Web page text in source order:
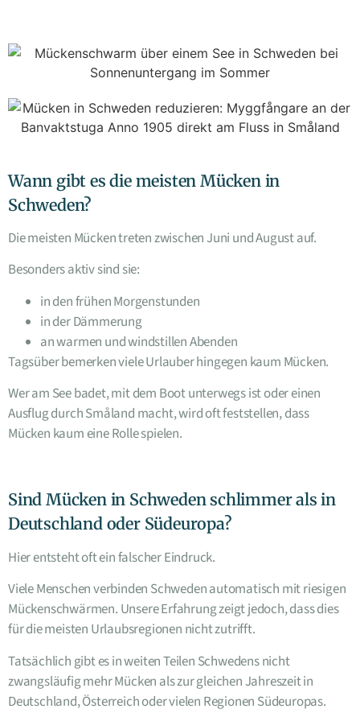
Wann gibt es die meisten Mücken in
Schweden?
Die meisten Mücken treten zwischen Juni und August auf.
Besonders aktiv sind sie:
in den frühen Morgenstunden
in der Dämmerung
an warmen und windstillen Abenden
Tagsüber bemerken viele Urlauber hingegen kaum Mücken.
Wer am See badet, mit dem Boot unterwegs ist oder einen
Ausflug durch Småland macht, wird oft feststellen, dass
Mücken kaum eine Rolle spielen.
Sind Mücken in Schweden schlimmer als in
Deutschland oder Südeuropa?
Hier entsteht oft ein falscher Eindruck.
Viele Menschen verbinden Schweden automatisch mit riesigen
Mückenschwärmen. Unsere Erfahrung zeigt jedoch, dass dies
für die meisten Urlaubsregionen nicht zutrifft.
Tatsächlich gibt es in weiten Teilen Schwedens nicht
zwangsläufig mehr Mücken als zur gleichen Jahreszeit in
Deutschland, Österreich oder vielen Regionen Südeuropas.